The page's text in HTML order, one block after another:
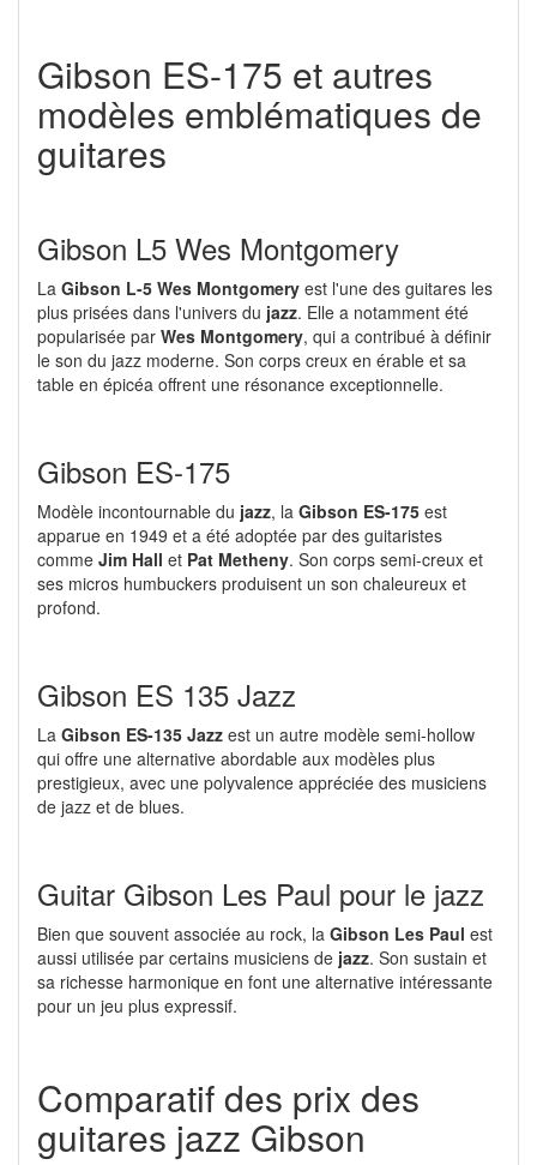
Gibson ES-175 et autres
modèles emblématiques de
guitares
Gibson L5 Wes Montgomery
La Gibson L-5 Wes Montgomery est l'une des guitares les
plus prisées dans l'univers du jazz. Elle a notamment été
popularisée par Wes Montgomery, qui a contribué à définir
le son du jazz moderne. Son corps creux en érable et sa
table en épicéa offrent une résonance exceptionnelle.
Gibson ES-175
Modèle incontournable du jazz, la Gibson ES-175 est
apparue en 1949 et a été adoptée par des guitaristes
comme Jim Hall et Pat Metheny. Son corps semi-creux et
ses micros humbuckers produisent un son chaleureux et
profond.
Gibson ES 135 Jazz
La Gibson ES-135 Jazz est un autre modèle semi-hollow
qui offre une alternative abordable aux modèles plus
prestigieux, avec une polyvalence appréciée des musiciens
de jazz et de blues.
Guitar Gibson Les Paul pour le jazz
Bien que souvent associée au rock, la Gibson Les Paul est
aussi utilisée par certains musiciens de jazz. Son sustain et
sa richesse harmonique en font une alternative intéressante
pour un jeu plus expressif.
Comparatif des prix des
guitares jazz Gibson